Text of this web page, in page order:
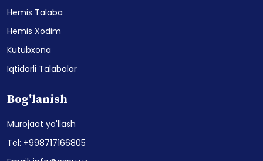
Hemis Talaba
Hemis Xodim
Kutubxona
Iqtidorli Talabalar
Bog'lanish
Murojaat yo'llash
Tel: +998717166805